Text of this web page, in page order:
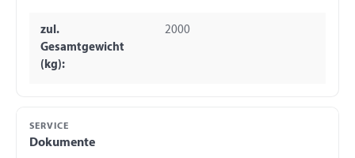
zul.
Gesamtgewicht
(kg):
2000
SERVICE
Dokumente